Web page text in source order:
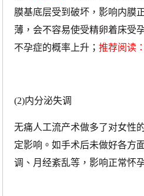
膜基底层受到破坏，影响内膜
薄，会不容易使受精卵着床受
不孕症的概率上升； 推荐阅读：
(2)内分泌失调
无痛人工流产术做多了对女性
定影响。如手术后未做好各方
调、月经紊乱等，影响正常怀